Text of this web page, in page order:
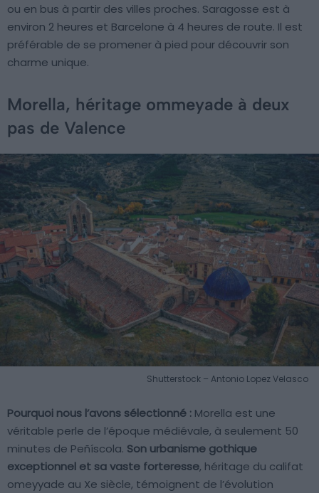
ou en bus à partir des villes proches. Saragosse est à
environ 2 heures et Barcelone à 4 heures de route. Il est
préférable de se promener à pied pour découvrir son
charme unique.
Morella, héritage ommeyade à deux
pas de Valence
Shutterstock – Antonio Lopez Velasco
Pourquoi nous l’avons sélectionné : Morella est une
véritable perle de l’époque médiévale, à seulement 50
minutes de Peñíscola. Son urbanisme gothique
exceptionnel et sa vaste forteresse, héritage du califat
omeyyade au Xe siècle, témoignent de l’évolution